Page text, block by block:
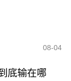
08-04
底输在哪